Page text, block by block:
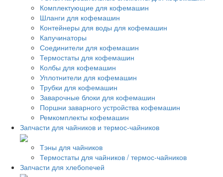
Комплектующие для кофемашин
Шланги для кофемашин
Контейнеры для воды для кофемашин
Капучинаторы
Соединители для кофемашин
Термостаты для кофемашин
Колбы для кофемашин
Уплотнители для кофемашин
Трубки для кофемашин
Заварочные блоки для кофемашин
Поршни заварного устройства кофемашин
Ремкомплекты кофемашин
Запчасти для чайников и термос-чайников
Тэны для чайников
Термостаты для чайников / термос-чайников
Запчасти для хлебопечей